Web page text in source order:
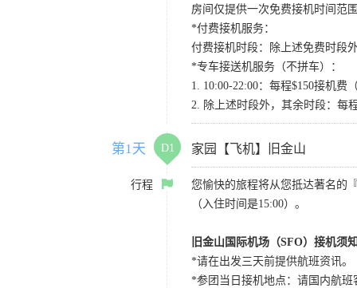
房间仅提供一次免费接机时间范
*付费接机服务：
付费接机时段：除上述免费时段
*专车接送机服务（不拼车）：
1. 10:00-22:00：每程$150接机
2. 除上述时段外，其余时段：每
第1天 D1 家园【飞机】旧金山
行程
您愉快的旅程将从您抵达著名的
（入住时间是15:00）。
旧金山国际机场（SFO）接机须
*请在出发三天前提供航班资讯。
*参团当日接机地点：请国内航班